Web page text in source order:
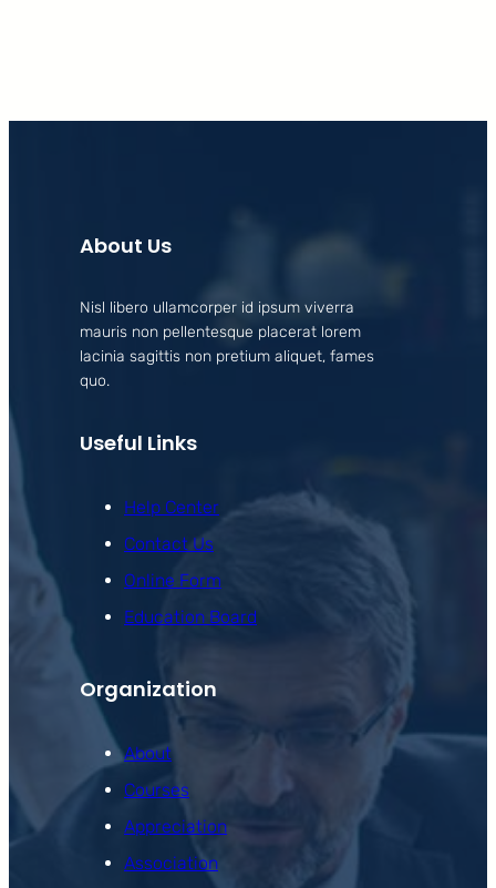
About Us
Nisl libero ullamcorper id ipsum viverra
mauris non pellentesque placerat lorem
lacinia sagittis non pretium aliquet, fames
quo.
Useful Links
Help Center
Contact Us
Online Form
Education Board
Organization
About
Courses
Appreciation
Association